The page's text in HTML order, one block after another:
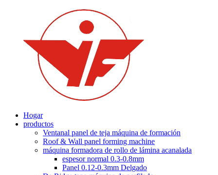
Hogar
productos
Ventanal panel de teja máquina de formación
Roof & Wall panel forming machine
máquina formadora de rollo de lámina acanalada
espesor normal 0.3-0.8mm
Panel 0.12-0.3mm Delgado